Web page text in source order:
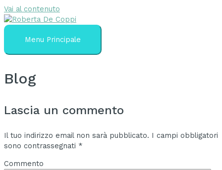
Vai al contenuto
Menu Principale
Blog
Lascia un commento
Il tuo indirizzo email non sarà pubblicato. I campi obbligatori
sono contrassegnati *
Commento